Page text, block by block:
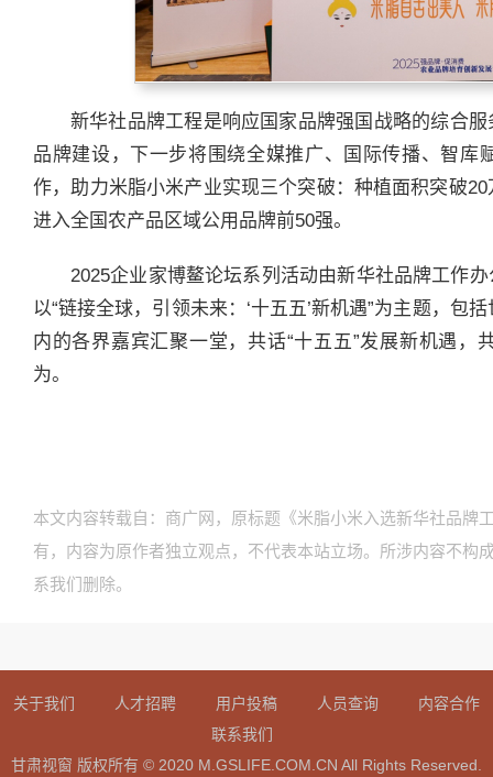
新华社品牌工程是响应国家品牌强国战略的综合
品牌建设，下一步将围绕全媒推广、国际传播、智库
作，助力米脂小米产业实现三个突破：种植面积突破
进入全国农产品区域公用品牌前50强。
2025企业家博鳌论坛系列活动由新华社品牌工作
以“链接全球，引领未来：‘十五五’新机遇”为主题，包
内的各界嘉宾汇聚一堂，共话“十五五”发展新机遇，
为。
本文内容转载自：商广网，原标题《米脂小米入选新华社品牌
有，内容为原作者独立观点，不代表本站立场。所涉内容不构
系我们删除。
关于我们 人才招聘 用户投稿 人员查询
内容合作
联系我们
甘肃视窗 版权所有 © 2020 M.GSLIFE.COM.CN All Rights Reserved.